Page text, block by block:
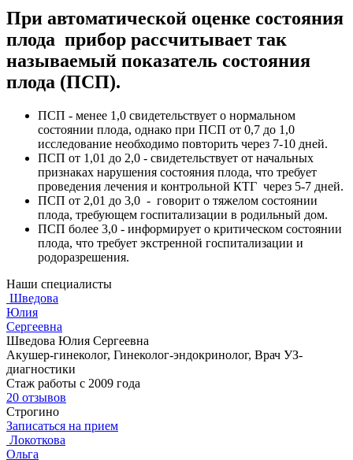
При автоматической оценке состояния
плода прибор рассчитывает так
называемый показатель состояния
плода (ПСП).
ПСП - менее 1,0 свидетельствует о нормальном
состоянии плода, однако при ПСП от 0,7 до 1,0
исследование необходимо повторить через 7-10 дней.
ПСП от 1,01 до 2,0 - свидетельствует от начальных
признаках нарушения состояния плода, что требует
проведения лечения и контрольной КТГ через 5-7 дней.
ПСП от 2,01 до 3,0 - говорит о тяжелом состоянии
плода, требующем госпитализации в родильный дом.
ПСП более 3,0 - информирует о критическом состоянии
плода, что требует экстренной госпитализации и
родоразрешения.
Наши специалисты
Шведова
Юлия
Сергеевна
Шведова Юлия Сергеевна
Акушер-гинеколог, Гинеколог-эндокринолог, Врач УЗ-
диагностики
Стаж работы с 2009 года
20 отзывов
Строгино
Записаться на прием
Локоткова
Ольга